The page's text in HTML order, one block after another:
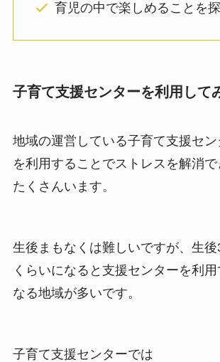
育児の中で楽しめることを
子育て支援センターを利用して
地域の運営している子育て支援セ
を利用することでストレスを解消
たくさんいます。
生後まもなくは難しいですが、生後
くらいになると支援センターを利
なる地域が多いです。
子育て支援センターでは